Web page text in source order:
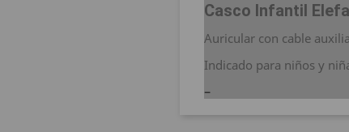
Casco Infantil
Auricular con cable
Indicado para niños y